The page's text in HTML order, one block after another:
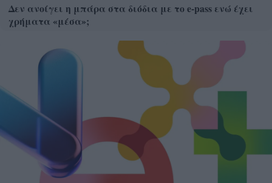
Δεν ανοίγει η μπάρα στα διόδια με το e-pass ενώ έχει
χρήματα «μέσα»;